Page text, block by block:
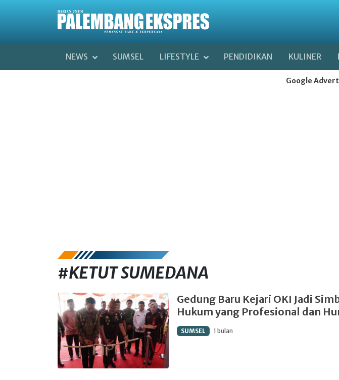
NEWS SUMSEL LIFESTYLE PENDIDIKAN KULINER
Google
#KETUT SUMEDANA
Gedung Baru Kejari OKI Jadi
Hukum yang Profesional dan
SUMSEL 1 bulan